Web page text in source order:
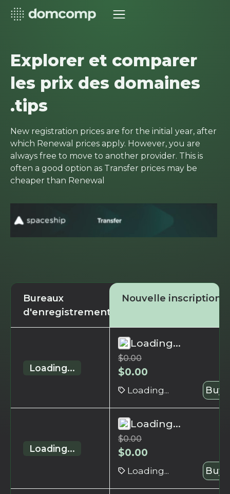
Explorer et comparer
les prix des domaines
.tips
New registration prices are for the initial year, after
which Renewal prices apply. However, you are
always free to move to another provider. This is
often a good option as Transfer prices may be
cheaper than Renewal
Bureaux
d'enregistrement
Nouvelle inscription
Loading...
Loading...
$0.00
$0.00
Loading... Buy
Loading...
Loading...
$0.00
$0.00
Loading... Buy